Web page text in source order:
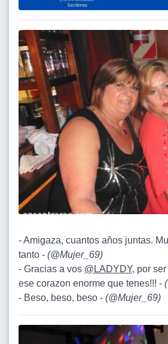
- Amigaza, cuantos años juntas.
tanto - (@Mujer_69)
- Gracias a vos @LADYDY, por
ese corazon enorme que tenes!!! - (
- Beso, beso, beso - (@Mujer_69)